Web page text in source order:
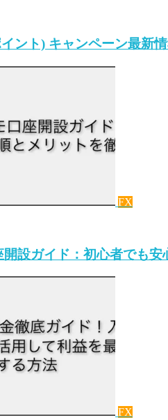
ント) キャンペーン最新
FX
設ガイド：初心者でも
FX